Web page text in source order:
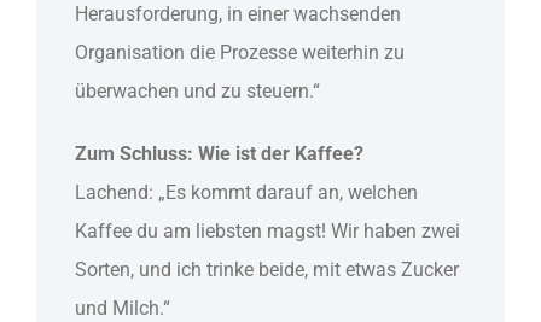
Herausforderung, in einer wachsenden
Organisation die Prozesse weiterhin zu
überwachen und zu steuern.“
Zum Schluss: Wie ist der Kaffee?
Lachend: „Es kommt darauf an, welchen
Kaffee du am liebsten magst! Wir haben zwei
Sorten, und ich trinke beide, mit etwas Zucker
und Milch.“